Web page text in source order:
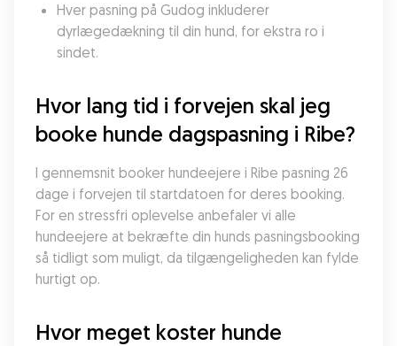
Hver pasning på Gudog inkluderer
dyrlægedækning til din hund, for ekstra ro i
sindet.
Hvor lang tid i forvejen skal jeg
booke hunde dagspasning i Ribe?
I gennemsnit booker hundeejere i Ribe pasning 26
dage i forvejen til startdatoen for deres booking.
For en stressfri oplevelse anbefaler vi alle
hundeejere at bekræfte din hunds pasningsbooking
så tidligt som muligt, da tilgængeligheden kan fylde
hurtigt op.
Hvor meget koster hunde